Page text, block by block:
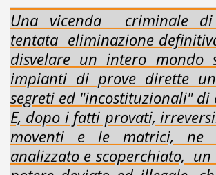
LA GRANDEDISCOVERY A
Una vicenda criminale
tentata eliminazione
disvelare un intero mondo
impianti di prove dirette
segreti ed "incostituzionali" di
E, dopo i fatti provati,
moventi e le matrici, ne
analizzato e scoperchiato,